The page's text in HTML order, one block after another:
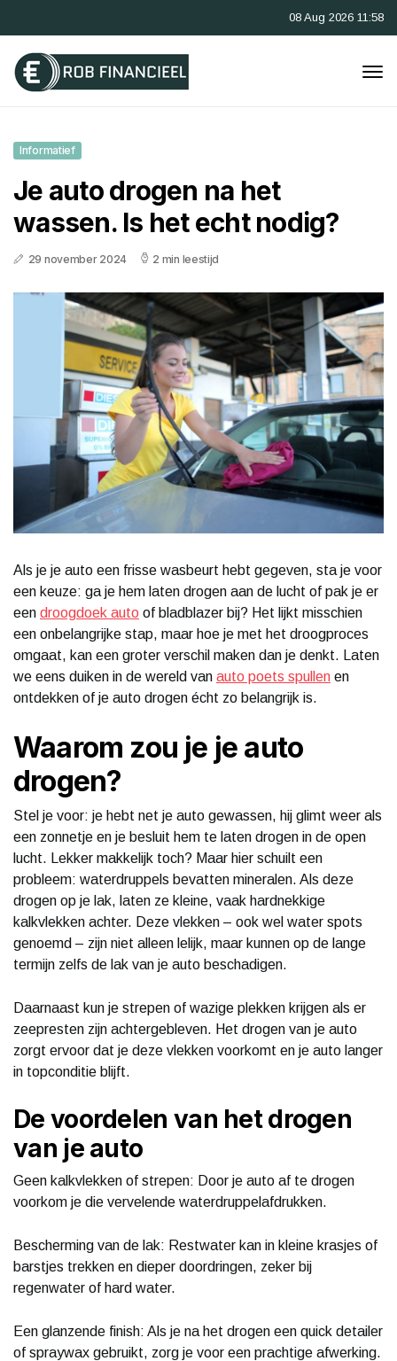
08 Aug 2026 11:58
Informatief
Je auto drogen na het
wassen. Is het echt nodig?
29 november 2024 2 min leestijd
Als je je auto een frisse wasbeurt hebt gegeven, sta je voor
een keuze: ga je hem laten drogen aan de lucht of pak je er
een droogdoek auto of bladblazer bij? Het lijkt misschien
een onbelangrijke stap, maar hoe je met het droogproces
omgaat, kan een groter verschil maken dan je denkt. Laten
we eens duiken in de wereld van auto poets spullen en
ontdekken of je auto drogen écht zo belangrijk is.
Waarom zou je je auto
drogen?
Stel je voor: je hebt net je auto gewassen, hij glimt weer als
een zonnetje en je besluit hem te laten drogen in de open
lucht. Lekker makkelijk toch? Maar hier schuilt een
probleem: waterdruppels bevatten mineralen. Als deze
drogen op je lak, laten ze kleine, vaak hardnekkige
kalkvlekken achter. Deze vlekken – ook wel water spots
genoemd – zijn niet alleen lelijk, maar kunnen op de lange
termijn zelfs de lak van je auto beschadigen.
Daarnaast kun je strepen of wazige plekken krijgen als er
zeepresten zijn achtergebleven. Het drogen van je auto
zorgt ervoor dat je deze vlekken voorkomt en je auto langer
in topconditie blijft.
De voordelen van het drogen
van je auto
Geen kalkvlekken of strepen: Door je auto af te drogen
voorkom je die vervelende waterdruppelafdrukken.
Bescherming van de lak: Restwater kan in kleine krasjes of
barstjes trekken en dieper doordringen, zeker bij
regenwater of hard water.
Een glanzende finish: Als je na het drogen een quick detailer
of spraywax gebruikt, zorg je voor een prachtige afwerking.